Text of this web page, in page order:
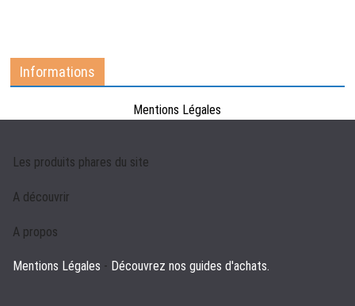
Informations
Mentions Légales
Les produits phares du site
A découvrir
A propos
Mentions Légales - Découvrez nos guides d'achats.